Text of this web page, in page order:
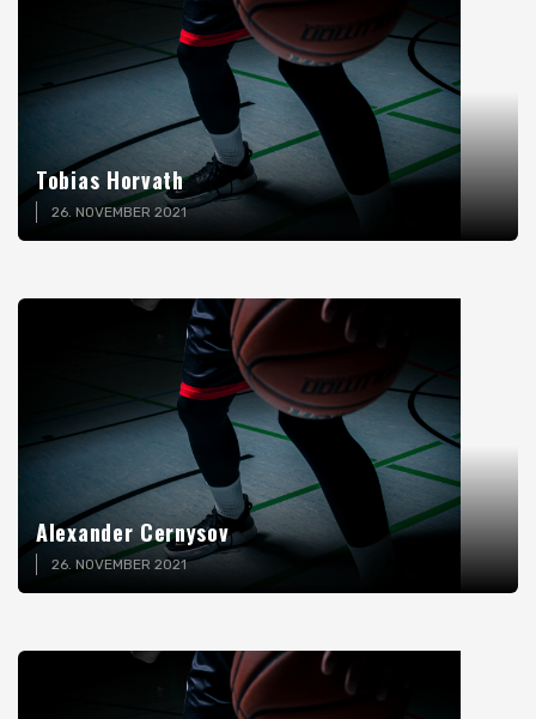
Tobias Horvath
26. NOVEMBER 2021
Alexander Cernysov
26. NOVEMBER 2021